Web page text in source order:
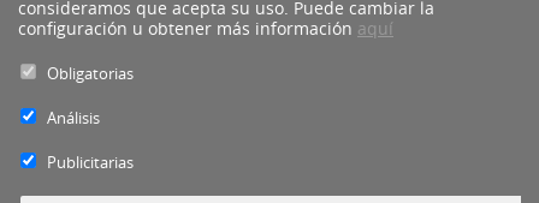
consideramos que acepta su uso. Puede cambiar la
configuración u obtener más información aquí
Obligatorias
Análisis
Publicitarias